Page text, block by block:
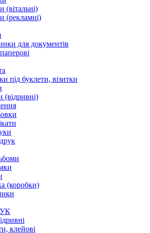
(вітальні)
(рекламні)
для документів
під буклети, візитки
(відривні)
(коробки)
клейові